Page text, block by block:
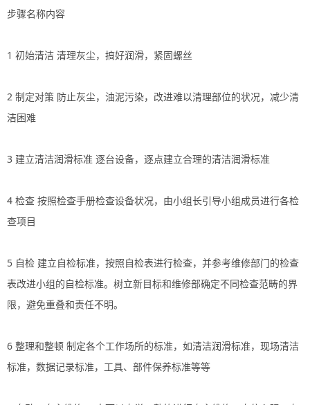
步骤名称内容
1 初始清洁 清理灰尘，搞好润滑，紧固螺丝
2 制定对策 防止灰尘，油泥污染，改进难以清理部位的状况，减少清
洁困难
3 建立清洁润滑标准 逐台设备，逐点建立合理的清洁润滑标准
4 检查 按照检查手册检查设备状况，由小组长引导小组成员进行各检
查项目
5 自检 建立自检标准，按照自检表进行检查，并参考维修部门的检查
表改进小组的自检标准。树立新目标和维修部确定不同检查范畴的界
限，避免重叠和责任不明。
6 整理和整顿 制定各个工作场所的标准，如清洁润滑标准，现场清洁
标准，数据记录标准，工具、部件保养标准等等